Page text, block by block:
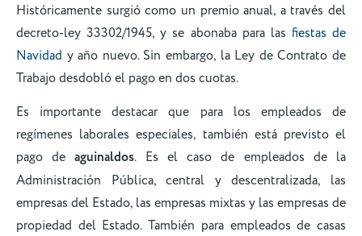
Históricamente surgió como un premio anual, a través del
decreto-ley 33302/1945, y se abonaba para las fiestas de
Navidad y año nuevo. Sin embargo, la Ley de Contrato de
Trabajo desdobló el pago en dos cuotas.
Es importante destacar que para los empleados de
regímenes laborales especiales, también está previsto el
pago deaguinaldos. Es el caso de empleados de la
Administración Pública, central y descentralizada, las
empresas del Estado, las empresas mixtas y las empresas de
propiedad del Estado. También para empleados de casas